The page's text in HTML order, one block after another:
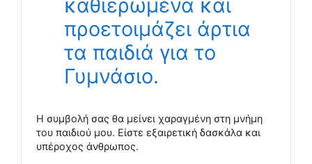
καθιερωμένα και
προετοιμάζει άρτια
τα παιδιά για το
Γυμνάσιο.
Η συμβολή σας θα μείνει χαραγμένη στη μνήμη
του παιδιού μου. Είστε εξαιρετική δασκάλα και
υπέροχος άνθρωπος.